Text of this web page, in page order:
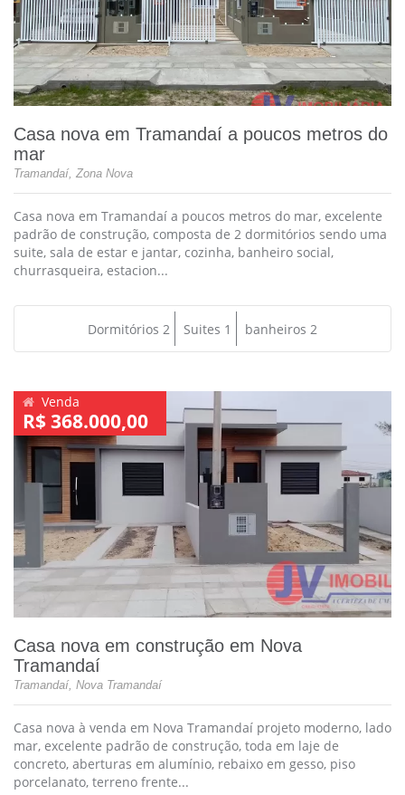
Casa nova em Tramandaí a poucos metros do
mar
Tramandaí, Zona Nova
Casa nova em Tramandaí a poucos metros do mar, excelente
padrão de construção, composta de 2 dormitórios sendo uma
suite, sala de estar e jantar, cozinha, banheiro social,
churrasqueira, estacion...
Dormitórios 2 Suites 1 banheiros 2
Venda
R$ 368.000,00
Casa nova em construção em Nova
Tramandaí
Tramandaí, Nova Tramandaí
Casa nova à venda em Nova Tramandaí projeto moderno, lado
mar, excelente padrão de construção, toda em laje de
concreto, aberturas em alumínio, rebaixo em gesso, piso
porcelanato, terreno frente...